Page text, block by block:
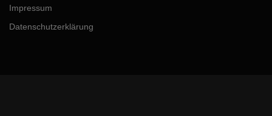
Impressum
Datenschutzerklärung